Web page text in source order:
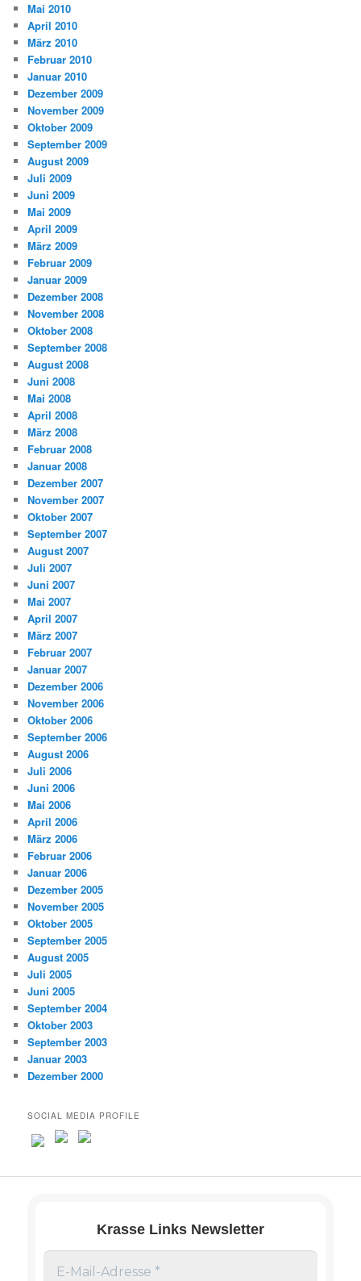
Mai 2010
April 2010
März 2010
Februar 2010
Januar 2010
Dezember 2009
November 2009
Oktober 2009
September 2009
August 2009
Juli 2009
Juni 2009
Mai 2009
April 2009
März 2009
Februar 2009
Januar 2009
Dezember 2008
November 2008
Oktober 2008
September 2008
August 2008
Juni 2008
Mai 2008
April 2008
März 2008
Februar 2008
Januar 2008
Dezember 2007
November 2007
Oktober 2007
September 2007
August 2007
Juli 2007
Juni 2007
Mai 2007
April 2007
März 2007
Februar 2007
Januar 2007
Dezember 2006
November 2006
Oktober 2006
September 2006
August 2006
Juli 2006
Juni 2006
Mai 2006
April 2006
März 2006
Februar 2006
Januar 2006
Dezember 2005
November 2005
Oktober 2005
September 2005
August 2005
Juli 2005
Juni 2005
September 2004
Oktober 2003
September 2003
Januar 2003
Dezember 2000
SOCIAL MEDIA PROFILE
Krasse Links Newsletter